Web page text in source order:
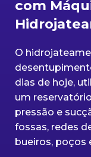
com
O
dias de hoje,
um
pressão e
fossas, redes
bueiros, poços